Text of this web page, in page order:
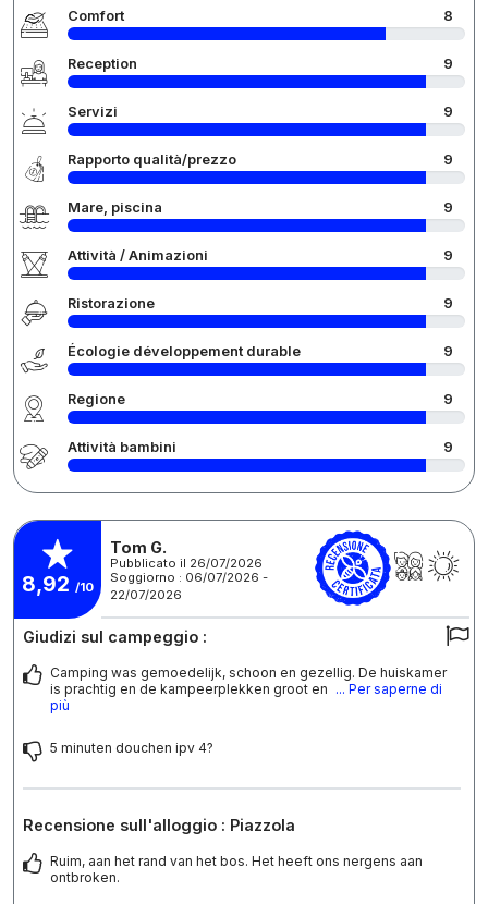
Comfort 8
Reception 9
Servizi 9
Rapporto qualità/prezzo 9
Mare, piscina 9
Attività / Animazioni 9
Ristorazione 9
Écologie développement durable 9
Regione 9
Attività bambini 9
8,92 /10
Tom G.
Pubblicato il 26/07/2026
Soggiorno : 06/07/2026 -
22/07/2026
Giudizi sul campeggio :
Camping was gemoedelijk, schoon en gezellig. De huiskamer
is prachtig en de kampeerplekken groot en ... Per saperne di
più
5 minuten douchen ipv 4?
Recensione sull'alloggio : Piazzola
Ruim, aan het rand van het bos. Het heeft ons nergens aan
ontbroken.